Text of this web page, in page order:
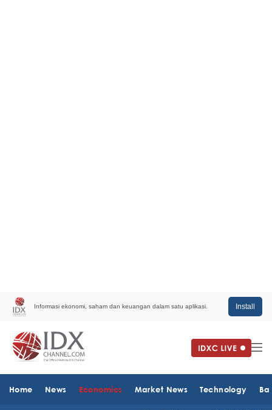
Informasi ekonomi, saham dan keuangan dalam satu aplikasi. Install
Home News Economics Market News Technology